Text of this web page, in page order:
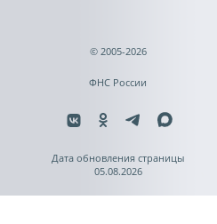
© 2005-2026
ФНС России
Дата обновления страницы
05.08.2026